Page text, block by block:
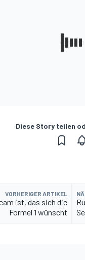
Diese Story teilen
VORHERIGER ARTIKEL
ist, das sich die
Formel 1 wünscht